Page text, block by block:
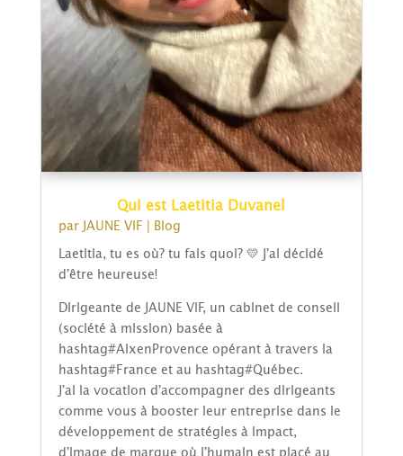
Qui est Laetitia Duvanel
par JAUNE VIF Blog
Laetitia, tu es où? tu fais quoi? 💛 j’ai décidé
d’être heureuse!
Dirigeante de JAUNE VIF, un cabinet de conseil
(société à mission) basée à
hashtag#AixenProvence opérant à travers la
hashtag#France et au hashtag#Québec.
J’ai la vocation d’accompagner des dirigeants
comme vous à booster leur entreprise dans le
développement de stratégies à impact,
d’image de marque où l’humain est placé au